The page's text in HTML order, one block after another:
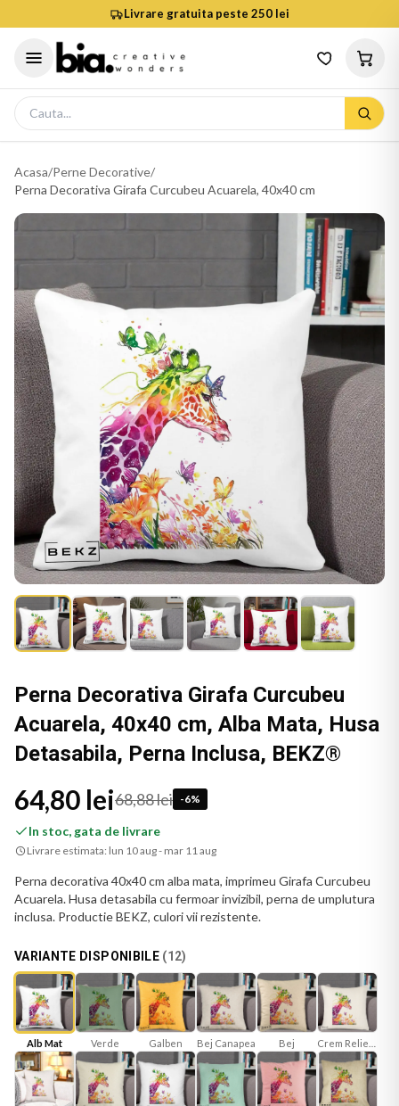
Livrare gratuita peste 250 lei
Acasa/Perne Decorative/
Perna Decorativa Girafa Curcubeu Acuarela, 40x40 cm
Perna Decorativa Girafa Curcubeu
Acuarela, 40x40 cm, Alba Mata, Husa
Detasabila, Perna Inclusa, BEKZ®
64,80 lei68,88 lei -6%
In stoc, gata de livrare
Livrare estimata: lun 10 aug - mar 11 aug
Perna decorativa 40x40 cm alba mata, imprimeu Girafa Curcubeu
Acuarela. Husa detasabila cu fermoar invizibil, perna de umplutura
inclusa. Productie BEKZ, culori vii rezistente.
VARIANTE DISPONIBILE (12)
Alb Mat Verde Galben Bej Canapea Bej